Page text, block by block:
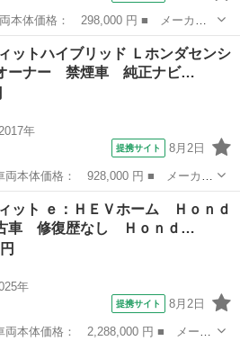
ット ■ グレード名： Ｇスマート
０キロ！ 禁煙車！ スマートキー！
ットハイブリッド Ｌホンダセンシ
ーナー 禁煙車 純正ナビ…
年
提携サイト 8月2日
ットハイブリッド ■ グレード
オーナー 禁煙車 純正ナビ ドラレ
ット ｅ：ＨＥＶホーム Ｈｏｎｄ
車 修復歴なし Ｈｏｎｄ…
年
提携サイト 8月2日